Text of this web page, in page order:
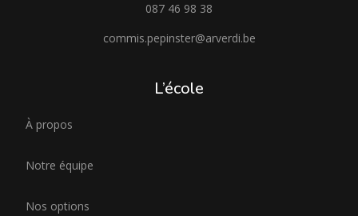
087 46 98 38
commis.pepinster@arverdi.be
L’école
À propos
Notre équipe
Nos options